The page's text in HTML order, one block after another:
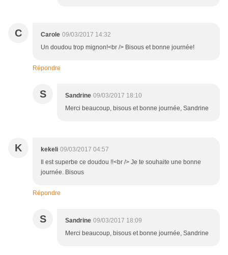
C Carole 09/03/2017 14:32
Un doudou trop mignon!<br /> Bisous et bonne journée!
Répondre
S Sandrine 09/03/2017 18:10
Merci beaucoup, bisous et bonne journée, Sandrine
K kekeli 09/03/2017 04:57
Il est superbe ce doudou !!<br /> Je te souhaite une bonne
journée. Bisous
Répondre
S Sandrine 09/03/2017 18:09
Merci beaucoup, bisous et bonne journée, Sandrine